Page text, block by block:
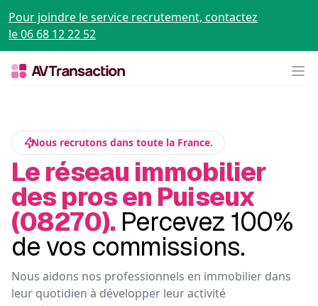
Pour joindre le service recrutement, contactez
le 06 68 12 22 52
Nous recrutons dans toute la France.
Le réseau immobilier
des pros en Puiseux
(08270). Percevez 100%
de vos commissions.
Nous aidons nos professionnels en immobilier dans
leur quotidien à développer leur activité